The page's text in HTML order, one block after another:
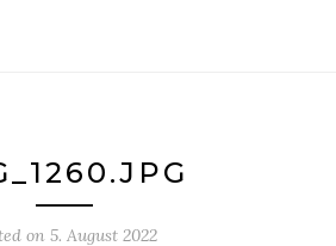
on 5. August 2022